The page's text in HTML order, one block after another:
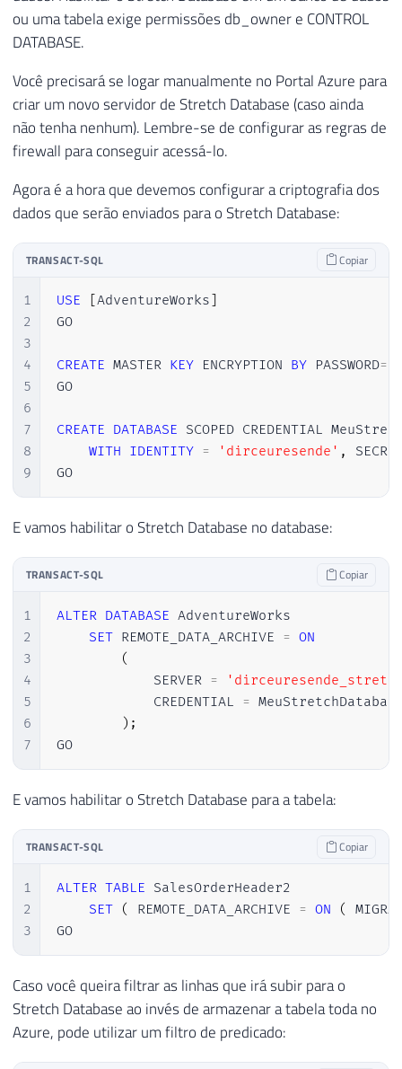
ou uma tabela exige permissões db_owner e CONTROL
DATABASE.
Você precisará se logar manualmente no Portal Azure para
criar um novo servidor de Stretch Database (caso ainda
não tenha nenhum). Lembre-se de configurar as regras de
firewall para conseguir acessá-lo.
Agora é a hora que devemos configurar a criptografia dos
dados que serão enviados para o Stretch Database:
TRANSACT-SQL Copiar
1
2
3
4
5
6
7
8
9
USE [AdventureWorks]
GO
CREATE MASTER KEY ENCRYPTION BY PASSWORD=
GO
CREATE DATABASE SCOPED CREDENTIAL
WITH IDENTITY = 'dirceuresende' ,
GO
E vamos habilitar o Stretch Database no database:
TRANSACT-SQL Copiar
1
2
3
4
5
6
7
ALTER DATABASE AdventureWorks
SET REMOTE_DATA_ARCHIVE = ON
(
            SERVER
=
            CREDENTIAL
=
) ;
GO
E vamos habilitar o Stretch Database para a tabela:
TRANSACT-SQL Copiar
1
2
3
ALTER TABLE SalesOrderHeader2
SET
( REMOTE_DATA_ARCHIVE = ON (
GO
Caso você queira filtrar as linhas que irá subir para o
Stretch Database ao invés de armazenar a tabela toda no
Azure, pode utilizar um filtro de predicado: